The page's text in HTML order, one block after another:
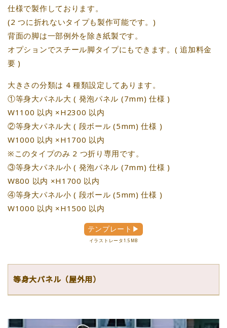
仕様で製作しております。
(2 つに折れないタイプも製作可能です。)
背面の脚は一部例外を除き紙製です。
オプションでスチール脚タイプにもできます。( 追加料金
要 )
大きさの分類は 4 種類設定してあります。
①等身大パネル大 ( 発泡パネル (7mm) 仕様 )
W1100 以内 ×H2300 以内
②等身大パネル大 ( 段ボール (5mm) 仕様 )
W1000 以内 ×H1700 以内
※このタイプのみ 2 つ折り専用です。
③等身大パネル小 ( 発泡パネル (7mm) 仕様 )
W800 以内 ×H1700 以内
④等身大パネル小 ( 段ボール (5mm) 仕様 )
W1000 以内 ×H1500 以内
テンプレート▶
イラストレータ1.5MB
等身大パネル（屋外用）